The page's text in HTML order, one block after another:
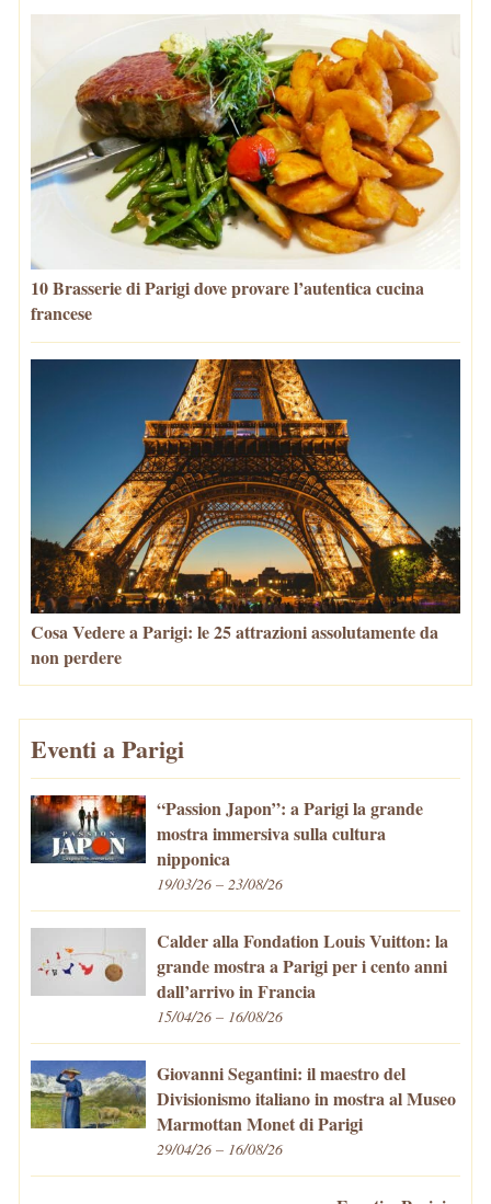
10 Brasserie di Parigi dove provare l’autentica cucina
francese
Cosa Vedere a Parigi: le 25 attrazioni assolutamente da
non perdere
Eventi a Parigi
“Passion Japon”: a Parigi la grande
mostra immersiva sulla cultura
nipponica
19/03/26 – 23/08/26
Calder alla Fondation Louis Vuitton: la
grande mostra a Parigi per i cento anni
dall’arrivo in Francia
15/04/26 – 16/08/26
Giovanni Segantini: il maestro del
Divisionismo italiano in mostra al Museo
Marmottan Monet di Parigi
29/04/26 – 16/08/26